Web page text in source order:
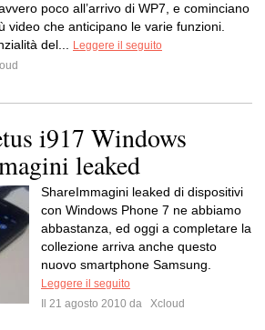
poco all’arrivo di WP7, e cominciano
video che anticipano le varie funzioni.
del...
Leggere il seguito
i917 Windows
leaked
ShareImmagini leaked di dispositivi
con Windows Phone 7 ne abbiamo
abbastanza, ed oggi a completare la
collezione arriva anche questo
nuovo smartphone Samsung.
Leggere il seguito
Il 21 agosto 2010 da
Xcloud